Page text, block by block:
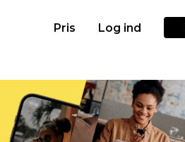
Pris Log ind